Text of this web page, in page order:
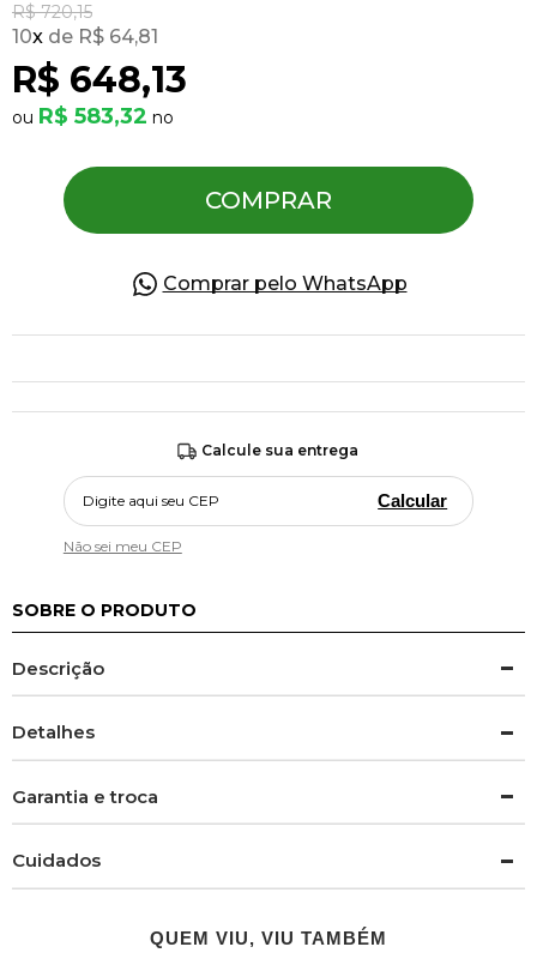
R$ 720,15
R$ 648,13
10x R$ 64,81
R$ 583,32
COMPRAR
Comprar pelo WhatsApp
Calcule sua entrega
Calcular
Não sei meu CEP
SOBRE O PRODUTO
Descrição
Detalhes
Garantia e troca
Cuidados
QUEM VIU, VIU TAMBÉM
OFERTAS